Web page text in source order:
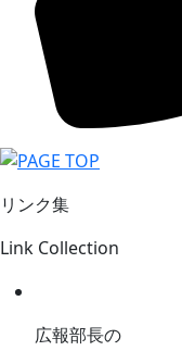
リンク集
Link Collection
広報部長の